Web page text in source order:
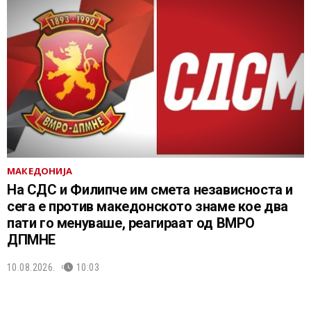
МАКЕДОНИЈА
На СДС и Филипче им смета независноста и
сега е против македонското знаме кое два
пати го менуваше, реагираат од ВМРО
ДПМНЕ
10.08.2026. 10:03